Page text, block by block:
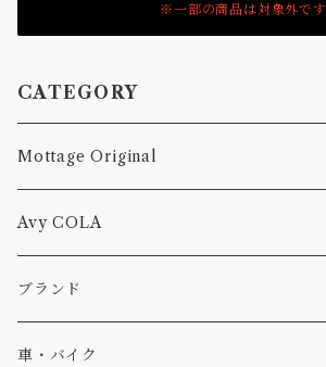
※一部の商品は対象外です
CATEGORY
Mottage Original
Tシャツ
キャップ、ニット
ソックス
Avy COLA
ブランド
Db
車・バイク